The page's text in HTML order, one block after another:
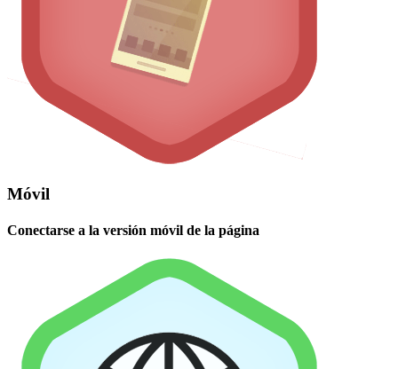
Móvil
Conectarse a la versión móvil de la página